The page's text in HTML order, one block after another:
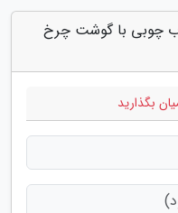
چوبی با گوشت چرخ
بگذارید